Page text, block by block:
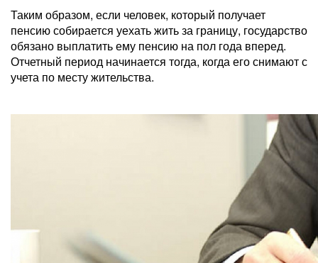
Таким образом, если человек, который получает
пенсию собирается уехать жить за границу, государство
обязано выплатить ему пенсию на пол года вперед.
Отчетный период начинается тогда, когда его снимают с
учета по месту жительства.